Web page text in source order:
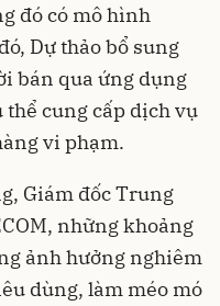
đó có mô hình
Dự thảo bổ sung
bán qua ứng dụng
cung cấp dịch vụ
vi phạm.
Giám đốc Trung
những khoảng
ảnh hưởng nghiêm
dùng, làm méo mó